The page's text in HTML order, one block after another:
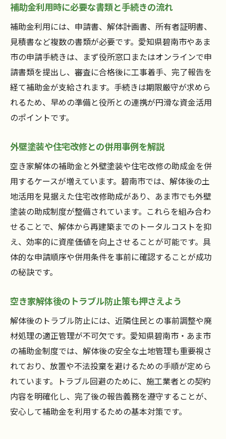
補助金利用時に必要な書類と手続きの流れ
補助金利用には、申請書、解体計画書、所有者証明書、
見積書など複数の書類が必要です。愛知県碧南市やあま
市の申請手続きは、まず役所窓口またはオンラインで申
請書類を提出し、審査に合格後に工事着手、完了報告を
経て補助金が支給されます。手続きは期限厳守が求めら
れるため、早めの準備と役所との連携が円滑な資金活用
のポイントです。
外壁塗装や住宅改修との併用事例を解説
空き家解体の補助金と外壁塗装や住宅改修の助成金を併
用するケースが増えています。碧南市では、解体後の土
地活用を見据えた住宅改修助成があり、あま市でも外壁
塗装の助成制度が整備されています。これらを組み合わ
せることで、解体から再建築までのトータルコストを抑
え、効率的に資産価値を向上させることが可能です。具
体的な申請順序や併用条件を事前に確認することが成功
の秘訣です。
空き家解体後のトラブル防止策も押さえよう
解体後のトラブル防止には、近隣住民との事前調整や廃
材処理の適正管理が不可欠です。愛知県碧南市・あま市
の補助金制度では、解体後の安全な土地管理も重要視さ
れており、放置や不法投棄を避けるための手順が定めら
れています。トラブル回避のために、施工業者との契約
内容を明確化し、完了後の報告義務を遵守することが、
安心して補助金を利用するための基本対策です。